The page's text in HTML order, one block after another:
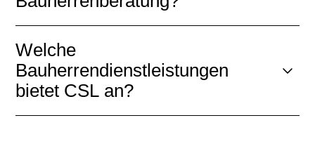
Welche
Bauherrendienstleistungen
bietet CSL an?